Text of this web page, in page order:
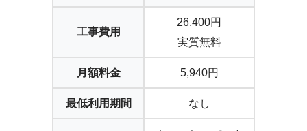
工事費用
26,400円
実質無料
月額料金 5,940円
最低利用期間 なし